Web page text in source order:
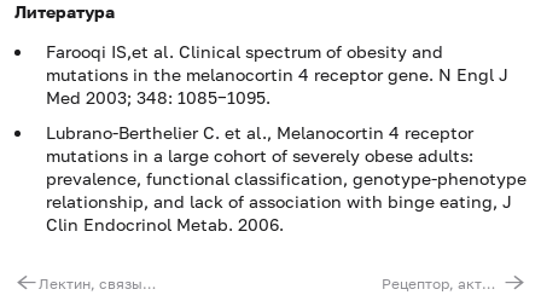
Литература
Farooqi IS,et al. Clinical spectrum of obesity and
mutations in the melanocortin 4 receptor gene. N Engl J
Med 2003; 348: 1085−1095.
Lubrano-Berthelier C. et al., Melanocortin 4 receptor
mutations in a large cohort of severely obese adults:
prevalence, functional classification, genotype-phenotype
relationship, and lack of association with binge eating, J
Clin Endocrinol Metab. 2006.
Лектин, связывающий маннозу (MBL2). Выявление мутации G170A (Gly57Glu) Рецептор, активируемый пролифераторами пероксисом, дельта (PPARD). Выявление мутации A(-101-842)G